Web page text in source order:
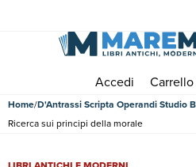
Accedi Carrello
Home D'Antrassi Scripta Operandi Studio
Ricerca sui principi della morale